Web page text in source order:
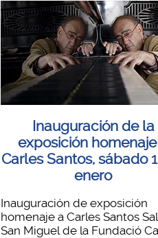
Inauguración de la
exposición
Carles Santos, sábado
enero
Inauguración de exposición
homenaje a Carles Santos
San Miguel de la Fundació